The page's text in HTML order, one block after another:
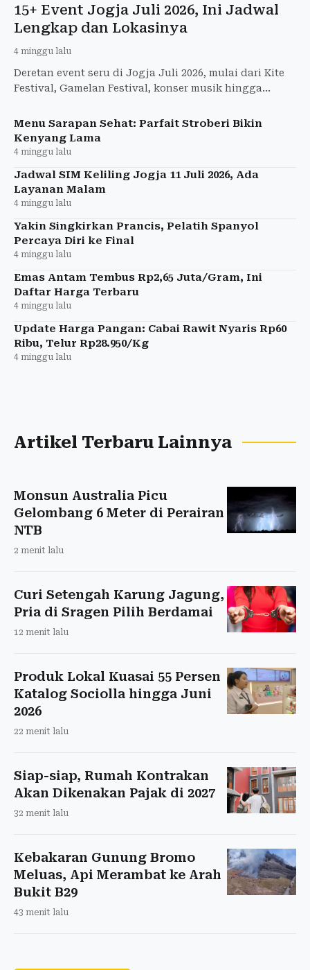
15+ Event Jogja Juli 2026, Ini Jadwal
Lengkap dan Lokasinya
4 minggu lalu
Deretan event seru di Jogja Juli 2026, mulai dari Kite
Festival, Gamelan Festival, konser musik hingga
Menu Sarapan Sehat: Parfait Stroberi Bikin
Kenyang Lama
4 minggu lalu
Jadwal SIM Keliling Jogja 11 Juli 2026, Ada
Layanan Malam
4 minggu lalu
Yakin Singkirkan Prancis, Pelatih Spanyol
Percaya Diri ke Final
4 minggu lalu
Emas Antam Tembus Rp2,65 Juta/Gram, Ini
Daftar Harga Terbaru
4 minggu lalu
Update Harga Pangan: Cabai Rawit Nyaris Rp60
Ribu, Telur Rp28.950/Kg
4 minggu lalu
Artikel Terbaru Lainnya
Monsun Australia Picu
Gelombang 6 Meter di Perairan
NTB
2 menit lalu
Curi Setengah Karung Jagung,
Pria di Sragen Pilih Berdamai
12 menit lalu
Produk Lokal Kuasai 55 Persen
Katalog Sociolla hingga Juni
2026
22 menit lalu
Siap-siap, Rumah Kontrakan
Akan Dikenakan Pajak di 2027
32 menit lalu
Kebakaran Gunung Bromo
Meluas, Api Merambat ke Arah
Bukit B29
43 menit lalu